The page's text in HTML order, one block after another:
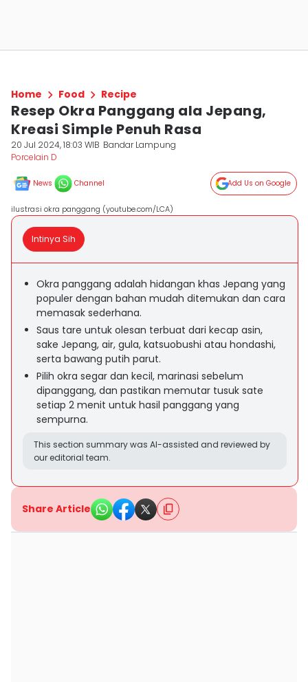
Home Food Recipe
Resep Okra Panggang ala Jepang,
Kreasi Simple Penuh Rasa
20 Jul 2024, 18:03 WIB Bandar Lampung
Porcelain D
News Channel Add Us on Google
ilustrasi okra panggang (youtube.com/LCA)
Intinya Sih
Okra panggang adalah hidangan khas Jepang yang
populer dengan bahan mudah ditemukan dan cara
memasak sederhana.
Saus tare untuk olesan terbuat dari kecap asin,
sake Jepang, air, gula, katsuobushi atau hondashi,
serta bawang putih parut.
Pilih okra segar dan kecil, marinasi sebelum
dipanggang, dan pastikan memutar tusuk sate
setiap 2 menit untuk hasil panggang yang
sempurna.
This section summary was AI-assisted and reviewed by
our editorial team.
Share Article